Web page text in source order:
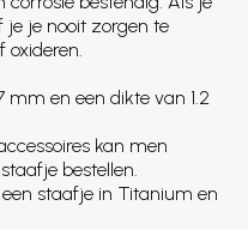
je nooit zorgen te
oxideren.
mm en een dikte van 1.2
kan men
bestellen.
staafje in Titanium en